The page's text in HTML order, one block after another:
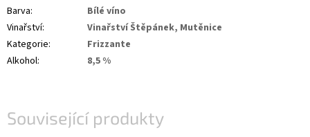
Související produkty
Barva:
Bílé víno
Vinařství:
Vinařství Štěpánek, Mutěnice
Kategorie:
Frizzante
Alkohol: 8,5 %